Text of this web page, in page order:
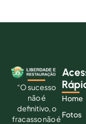
“O sucesso
não é
definitivo, o
fracasso não é
Home
Fotos